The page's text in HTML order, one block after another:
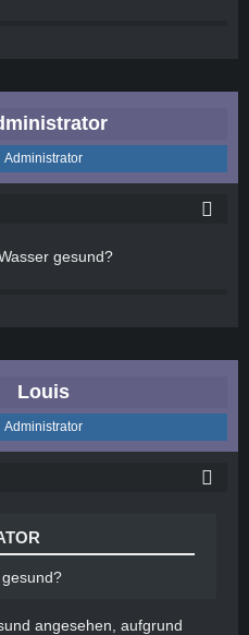
Administrator
gesund?
Louis
Administrator
angesehen, aufgrund